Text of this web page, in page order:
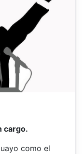
cargo.
como el